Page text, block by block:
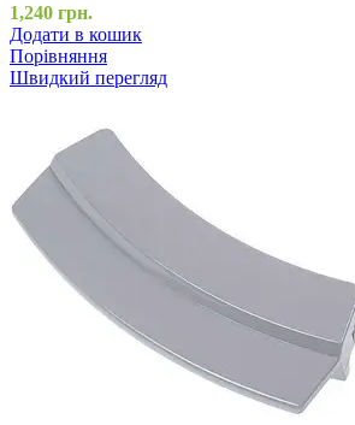
1,240 грн.
Додати в кошик
Порівняння
Швидкий перегляд